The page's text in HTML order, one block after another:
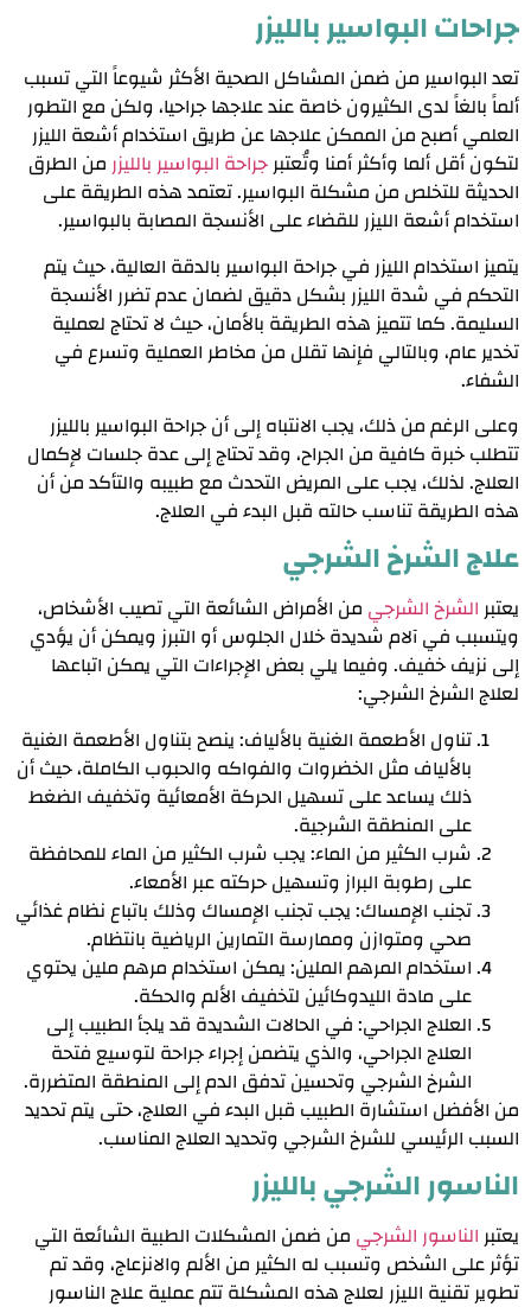
جراحات البواسير بالليزر
تعد البواسير من ضمن المشاكل الصحية الأكثر شيوعاً التي تسبب
ألماً بالغاً لدى الكثيرون خاصة عند علاجها جراحيا، ولكن مع التطور
العلمي أصبح من الممكن علاجها عن طريق استخدام أشعة الليزر
لتكون أقل ألما وأكثر أمنا وتُعتبرجراحة البواسير بالليزرمن الطرق
الحديثة للتخلص من مشكلة البواسير. تعتمد هذه الطريقة على
استخدام أشعة الليزر للقضاء على الأنسجة المصابة بالبواسير.
يتميز استخدام الليزر في جراحة البواسير بالدقة العالية، حيث يتم
التحكم في شدة الليزر بشكل دقيق لضمان عدم تضرر الأنسجة
السليمة. كما تتميز هذه الطريقة بالأمان، حيث لا تحتاج لعملية
تخدير عام، وبالتالي فإنها تقلل من مخاطر العملية وتسرع في
الشفاء.
وعلى الرغم من ذلك، يجب الانتباه إلى أن جراحة البواسير بالليزر
تتطلب خبرة كافية من الجراح، وقد تحتاج إلى عدة جلسات لإكمال
العلاج. لذلك، يجب على المريض التحدث مع طبيبه والتأكد من أن
هذه الطريقة تناسب حالته قبل البدء في العلاج.
علاج الشرخ الشرجي
يعتبرالشرخ الشرجي من الأمراض الشائعة التي تصيب الأشخاص،
ويتسبب في آلام شديدة خلال الجلوس أو التبرز ويمكن أن يؤدي
إلى نزيف خفيف. وفيما يلي بعض الإجراءات التي يمكن اتباعها
لعلاج الشرخ الشرجي:
تناول الأطعمة الغنية بالألياف: ينصح بتناول الأطعمة الغنية
بالألياف مثل الخضروات والفواكه والحبوب الكاملة، حيث أن
ذلك يساعد على تسهيل الحركة الأمعائية وتخفيف الضغط
على المنطقة الشرجية.
شرب الكثير من الماء: يجب شرب الكثير من الماء للمحافظة
على رطوبة البراز وتسهيل حركته عبر الأمعاء.
تجنب الإمساك: يجب تجنب الإمساك وذلك باتباع نظام غذائي
صحي ومتوازن وممارسة التمارين الرياضية بانتظام.
استخدام المرهم الملين: يمكن استخدام مرهم ملين يحتوي
على مادة الليدوكائين لتخفيف الألم والحكة.
العلاج الجراحي: في الحالات الشديدة قد يلجأ الطبيب إلى
العلاج الجراحي، والذي يتضمن إجراء جراحة لتوسيع فتحة
الشرخ الشرجي وتحسين تدفق الدم إلى المنطقة المتضررة.
من الأفضل استشارة الطبيب قبل البدء في العلاج، حتى يتم تحديد
السبب الرئيسي للشرخ الشرجي وتحديد العلاج المناسب.
الناسور الشرجي بالليزر
يعتبرالناسور الشرجي من ضمن المشكلات الطبية الشائعة التي
تؤثر على الشخص وتسبب له الكثير من الألم والانزعاج، وقد تم
تطوير تقنية الليزر لعلاج هذه المشكلة تتم عملية علاج الناسور